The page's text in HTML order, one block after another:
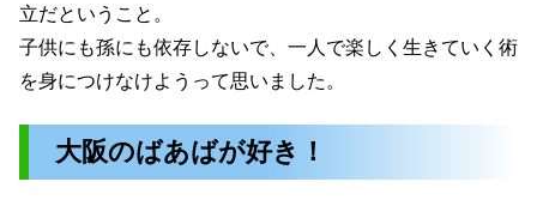
立だということ。
子供にも孫にも依存しないで、一人で楽しく生きていく術
を身につけなけようって思いました。
大阪のばあばが好き！